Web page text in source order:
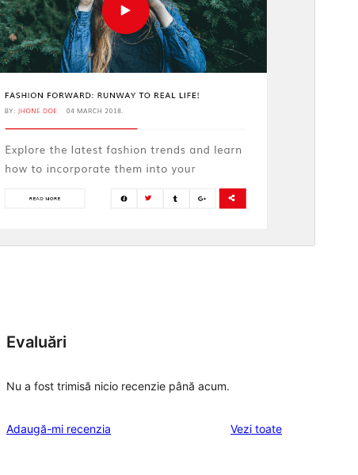
Evaluări
Nu a fost trimisă nicio recenzie până acum.
Adaugă-mi recenzia Vezi toaterecenziile